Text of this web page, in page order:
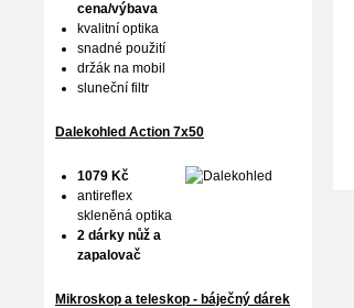
cena/výbava
kvalitní optika
snadné použití
držák na mobil
sluneční filtr
Dalekohled Action 7x50
1079 Kč
antireflex
skleněná optika
2 dárky nůž a
zapalovač
Mikroskop a teleskop - báječný dárek